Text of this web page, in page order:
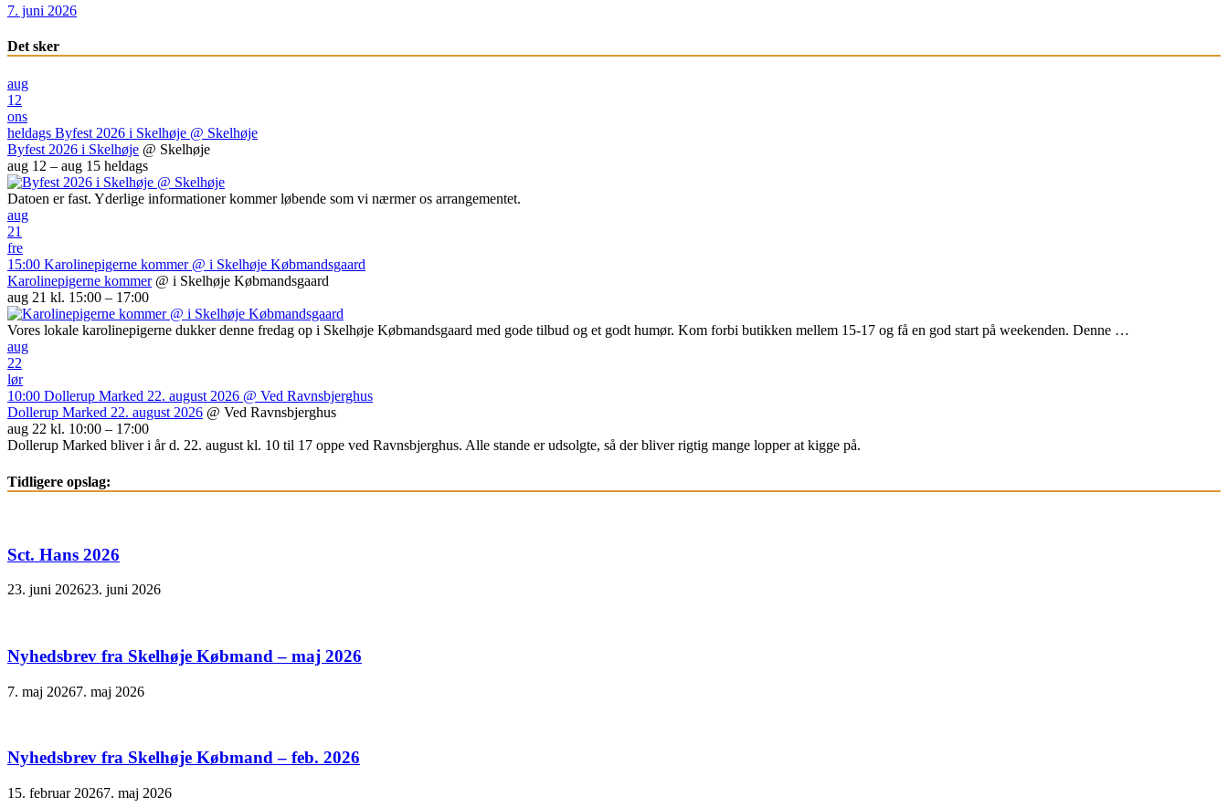
7. juni 2026
Det sker
aug
12
ons
heldags Byfest 2026 i Skelhøje @ Skelhøje
Byfest 2026 i Skelhøje @ Skelhøje
aug 12 – aug 15 heldags
Datoen er fast. Yderlige informationer kommer løbende som vi nærmer os arrangementet.
aug
21
fre
15:00 Karolinepigerne kommer @ i Skelhøje Købmandsgaard
Karolinepigerne kommer @ i Skelhøje Købmandsgaard
aug 21 kl. 15:00 – 17:00
Vores lokale karolinepigerne dukker denne fredag op i Skelhøje Købmandsgaard med gode tilbud og et godt humør. Kom forbi butikken mellem 15-17 og få en god start på weekenden. Denne …
aug
22
lør
10:00 Dollerup Marked 22. august 2026 @ Ved Ravnsbjerghus
Dollerup Marked 22. august 2026 @ Ved Ravnsbjerghus
aug 22 kl. 10:00 – 17:00
Dollerup Marked bliver i år d. 22. august kl. 10 til 17 oppe ved Ravnsbjerghus. Alle stande er udsolgte, så der bliver rigtig mange lopper at kigge på.
Tidligere opslag:
Sct. Hans 2026
23. juni 202623. juni 2026
Nyhedsbrev fra Skelhøje Købmand – maj 2026
7. maj 20267. maj 2026
Nyhedsbrev fra Skelhøje Købmand – feb. 2026
15. februar 20267. maj 2026